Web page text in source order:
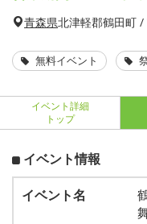
青森県北津軽郡鶴田町 /
無料イベント
イベント詳細
トップ
イベント情報
イベント名